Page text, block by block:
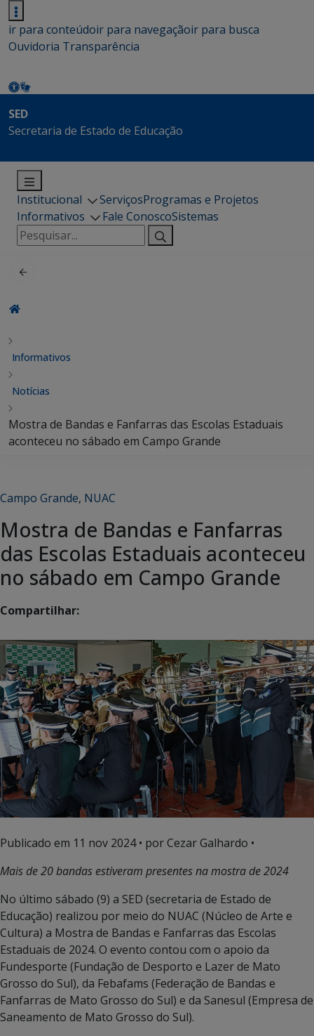
ir para conteúdoir para navegaçãoir para busca
Ouvidoria Transparência
SED
Secretaria de Estado de Educação
Institucional ServiçosProgramas e Projetos
Informativos
Fale ConoscoSistemas
Pesquisar
por:
Informativos
Notícias
Mostra de Bandas e Fanfarras das Escolas Estaduais
aconteceu no sábado em Campo Grande
Campo Grande, NUAC
Mostra de Bandas e Fanfarras
das Escolas Estaduais aconteceu
no sábado em Campo Grande
Compartilhar:
Publicado em 11 nov 2024• por Cezar Galhardo •
Mais de 20 bandas estiveram presentes na mostra de 2024
No último sábado (9) a SED (secretaria de Estado de
Educação) realizou por meio do NUAC (Núcleo de Arte e
Cultura) a Mostra de Bandas e Fanfarras das Escolas
Estaduais de 2024. O evento contou com o apoio da
Fundesporte (Fundação de Desporto e Lazer de Mato
Grosso do Sul), da Febafams (Federação de Bandas e
Fanfarras de Mato Grosso do Sul) e da Sanesul (Empresa de
Saneamento de Mato Grosso do Sul).